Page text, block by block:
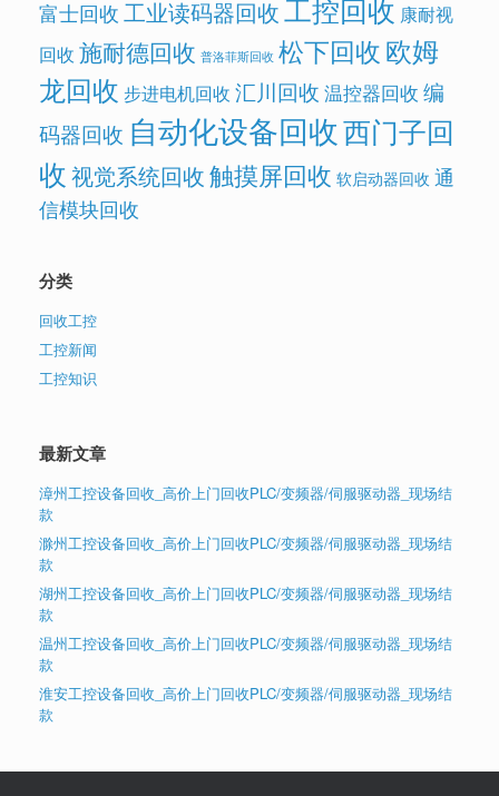
富士回收工业读码器回收工控回收 康耐视
回收 施耐德回收 普洛菲斯回收 松下回收欧姆
龙回收 步进电机回收 汇川回收 温控器回收 编
码器回收 自动化设备回收西门子回
收视觉系统回收触摸屏回收 软启动器回收 通
信模块回收
分类
回收工控
工控新闻
工控知识
最新文章
漳州工控设备回收_高价上门回收PLC/变频器/伺服驱动器_现场结
款
滁州工控设备回收_高价上门回收PLC/变频器/伺服驱动器_现场结
款
湖州工控设备回收_高价上门回收PLC/变频器/伺服驱动器_现场结
款
温州工控设备回收_高价上门回收PLC/变频器/伺服驱动器_现场结
款
淮安工控设备回收_高价上门回收PLC/变频器/伺服驱动器_现场结
款